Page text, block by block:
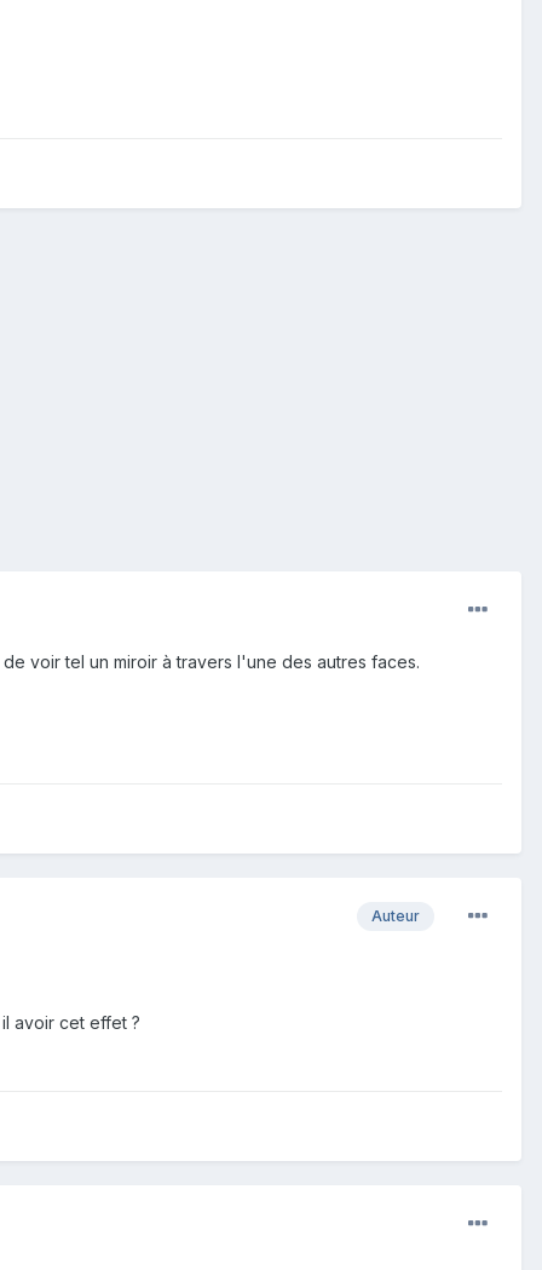
voir tel un miroir à travers l'une des autres faces.
Auteur
avoir cet effet ?